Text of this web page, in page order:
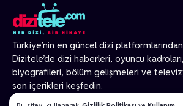
Türkiye’nin en güncel dizi
Dizitele’de dizi haberleri, oyuncu
biyografileri, bölüm gelişmeleri ve
son içerikleri keşfedin.